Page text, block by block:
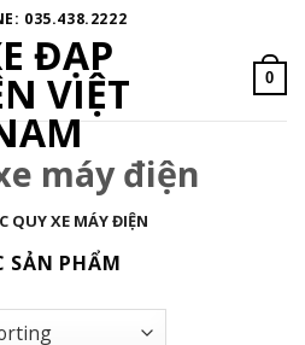
035.438.2222
0
máy điện
QUY XE MÁY ĐIỆN
SẢN PHẨM